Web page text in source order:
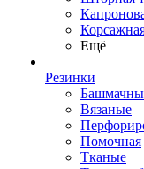
Ещё
Резинки
Вязаные
Помочная
Тканые